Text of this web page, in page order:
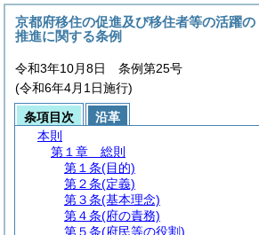
京都府移住の促進及び移住者等の活躍の
推進に関する条例
令和3年10月8日 条例第25号
(令和6年4月1日施行)
条項目次
沿革
本則
第１章
総則
第１条(目的)
第２条(定義)
第３条(基本理念)
第４条(府の責務)
第５条(府民等の役割)